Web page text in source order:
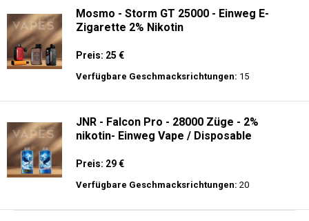
Mosmo - Storm GT 25000 - Einweg E-
Zigarette 2% Nikotin
Preis: 25 €
Verfügbare Geschmacksrichtungen: 15
JNR - Falcon Pro - 28000 Züge - 2%
nikotin- Einweg Vape / Disposable
Preis: 29 €
Verfügbare Geschmacksrichtungen: 20